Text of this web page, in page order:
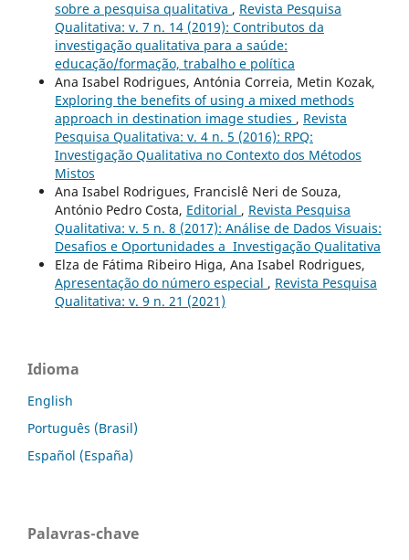
sobre a pesquisa qualitativa , Revista Pesquisa
Qualitativa: v. 7 n. 14 (2019): Contributos da
investigação qualitativa para a saúde:
educação/formação, trabalho e política
Ana Isabel Rodrigues, Antónia Correia, Metin Kozak,
Exploring the benefits of using a mixed methods
approach in destination image studies , Revista
Pesquisa Qualitativa: v. 4 n. 5 (2016): RPQ:
Investigação Qualitativa no Contexto dos Métodos
Mistos
Ana Isabel Rodrigues, Francislê Neri de Souza,
António Pedro Costa, Editorial , Revista Pesquisa
Qualitativa: v. 5 n. 8 (2017): Análise de Dados Visuais:
Desafios e Oportunidades a Investigação Qualitativa
Elza de Fátima Ribeiro Higa, Ana Isabel Rodrigues,
Apresentação do número especial , Revista Pesquisa
Qualitativa: v. 9 n. 21 (2021)
Idioma
English
Português (Brasil)
Español (España)
Palavras-chave